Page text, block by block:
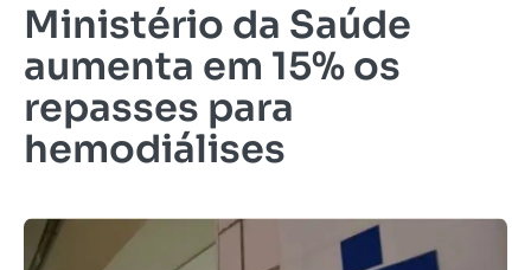
Ministério da Saúde
aumenta em 15% os
repasses para
hemodiálises